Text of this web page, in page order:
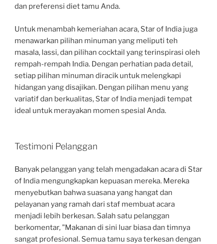
dan preferensi diet tamu Anda.
Untuk menambah kemeriahan acara, Star of India juga
menawarkan pilihan minuman yang meliputi teh
masala, lassi, dan pilihan cocktail yang terinspirasi oleh
rempah-rempah India. Dengan perhatian pada detail,
setiap pilihan minuman diracik untuk melengkapi
hidangan yang disajikan. Dengan pilihan menu yang
variatif dan berkualitas, Star of India menjadi tempat
ideal untuk merayakan momen spesial Anda.
Testimoni Pelanggan
Banyak pelanggan yang telah mengadakan acara di Star
of India mengungkapkan kepuasan mereka. Mereka
menyebutkan bahwa suasana yang hangat dan
pelayanan yang ramah dari staf membuat acara
menjadi lebih berkesan. Salah satu pelanggan
berkomentar, "Makanan di sini luar biasa dan timnya
sangat profesional. Semua tamu saya terkesan dengan